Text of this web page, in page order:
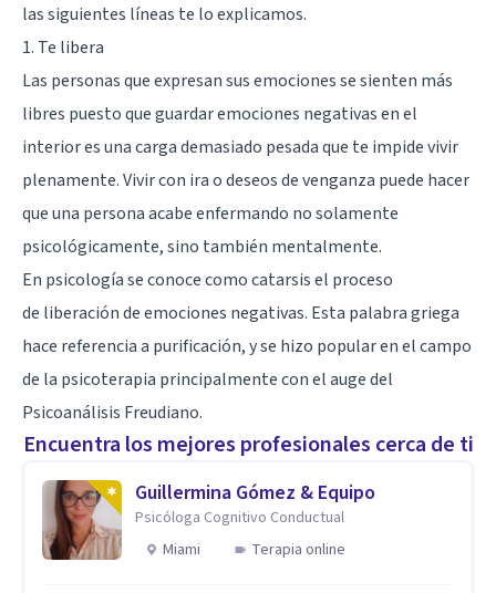
las siguientes líneas te lo explicamos.
1. Te libera
Las personas que expresan sus emociones se sienten más
libres puesto que guardar emociones negativas en el
interior es una carga demasiado pesada que te impide vivir
plenamente. Vivir con ira o deseos de venganza puede hacer
que una persona acabe enfermando no solamente
psicológicamente, sino también mentalmente.
En psicología se conoce como catarsis el proceso
de liberación de emociones negativas. Esta palabra griega
hace referencia a purificación, y se hizo popular en el campo
de la psicoterapia principalmente con el auge del
Psicoanálisis Freudiano.
Encuentra los mejores profesionales cerca de ti
Guillermina Gómez & Equipo
Psicóloga Cognitivo Conductual
Miami
Terapia online